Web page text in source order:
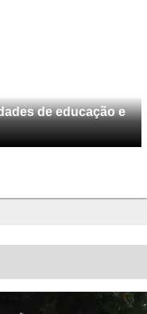
de educação e